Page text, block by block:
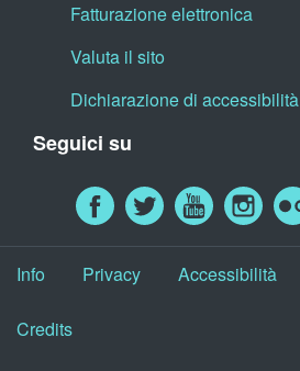
Fatturazione elettronica
Valuta il sito
Dichiarazione di accessibilità
Seguici su
Info Privacy Accessibilità
Credits